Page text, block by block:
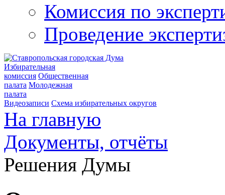
Комиссия по
Проведение
Избирательная
комиссия Общественная
палата Молодежная
палата
Видеозаписи Схема избирательных округов
На главную
Документы, отчёты
Решения Думы